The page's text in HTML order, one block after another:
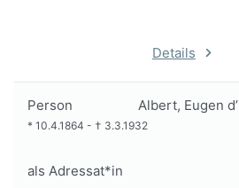
Details
Person Albert, Eugen d’
* 10.4.1864 - † 3.3.1932
als Adressat*in